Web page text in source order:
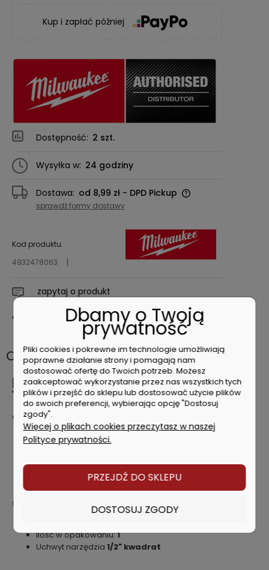
Kup i zapłać później
Dostępność: 2 szt.
Wysyłka w: 24 godziny
Dostawa: od 8,99 zł - DPD Pickup
Cena nie zawiera ewentualnych kosztów
sprawdź formy dostawy
Kod produktu:
4932478063
zapytaj o produkt
poleć znajomemu
Opis
Milwaukee Nasadka udarowa
1/2" HEX5 4932478063
Charakterystyka produktu
Jednoczęściowa konstrukcja: bit HEX i nasadka ½″
kwadrat wg DIN 3121 / ISO 1174-2.
momentem obrotowym, pasuje bezpośrednio do
Specyfikacja techniczna
Ilość w opakowaniu:1
Uchwyt narzędzia 1/2" kwadrat
Dbamy o Twoją
prywatność
Pliki cookies i pokrewne im technologie umożliwiają
poprawne działanie strony i pomagają nam
dostosować ofertę do Twoich potrzeb. Możesz
zaakceptować wykorzystanie przez nas wszystkich tych
plików i przejść do sklepu lub dostosować użycie plików
do swoich preferencji, wybierając opcję "Dostosuj
zgody".
Więcej o plikach cookies przeczytasz w naszej
Polityce prywatności.
PRZEJDŹ DO SKLEPU
DOSTOSUJ ZGODY